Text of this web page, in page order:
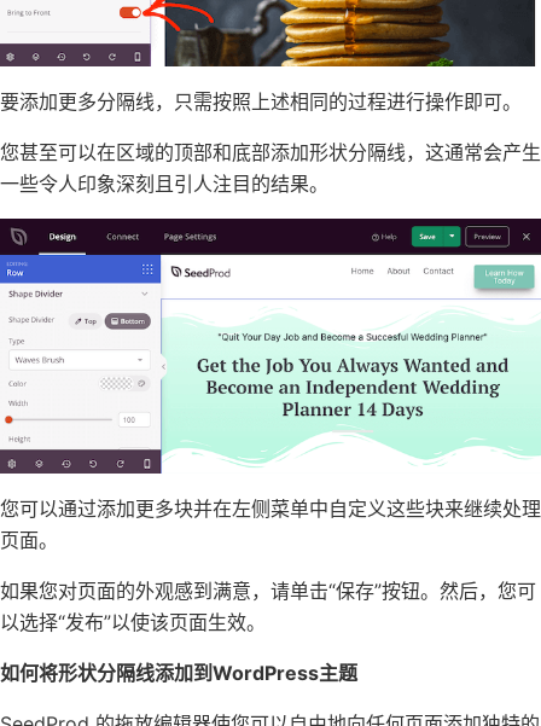
要添加更多分隔线，只需按照上述相同的过程进行操作即可。
您甚至可以在区域的顶部和底部添加形状分隔线，这通常会产生
一些令人印象深刻且引人注目的结果。
您可以通过添加更多块并在左侧菜单中自定义这些块来继续处理
页面。
如果您对页面的外观感到满意，请单击“保存”按钮。然后，您可
以选择“发布”以使该页面生效。
如何将形状分隔线添加到WordPress主题